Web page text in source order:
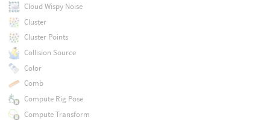
Cloud Wispy Noise
Cluster
Cluster Points
Collision Source
Color
Comb
Compute Rig Pose
Compute Transform